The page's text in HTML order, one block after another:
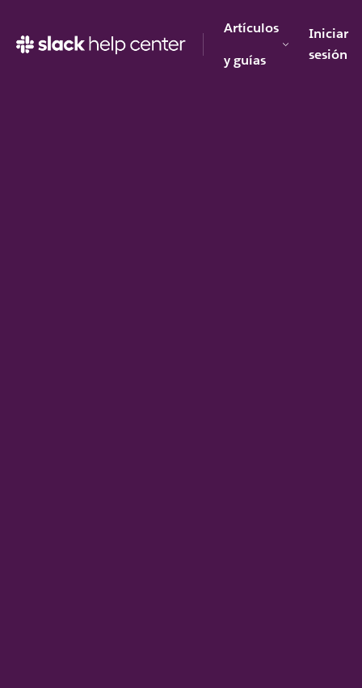
Artículos
y guías
Iniciar
sesión